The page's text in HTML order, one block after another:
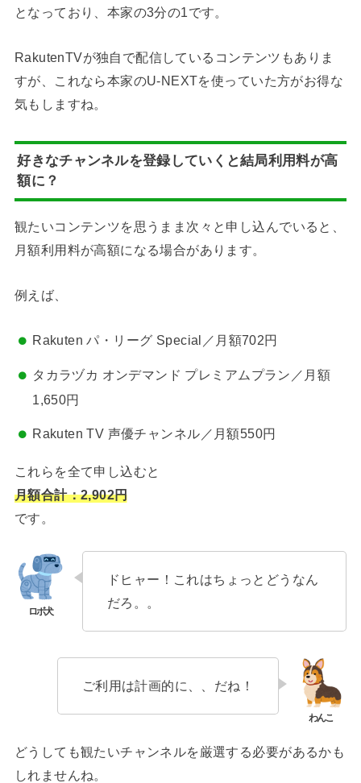
となっており、本家の3分の1です。
RakutenTVが独自で配信しているコンテンツもありま
すが、これなら本家のU-NEXTを使っていた方がお得な
気もしますね。
好きなチャンネルを登録していくと結局利用料が高
額に？
観たいコンテンツを思うまま次々と申し込んでいると、
月額利用料が高額になる場合があります。
例えば、
Rakuten パ・リーグ Special／月額702円
タカラヅカ オンデマンド プレミアムプラン／月額
1,650円
Rakuten TV 声優チャンネル／月額550円
これらを全て申し込むと
月額合計：2,902円
です。
ドヒャー！これはちょっとどうなん
だろ。。
ご利用は計画的に、、だね！
どうしても観たいチャンネルを厳選する必要があるかも
しれませんね。